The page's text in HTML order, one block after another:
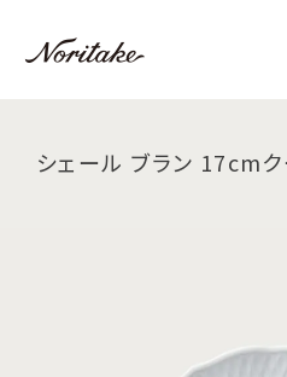
シェール ブラン 17cmク